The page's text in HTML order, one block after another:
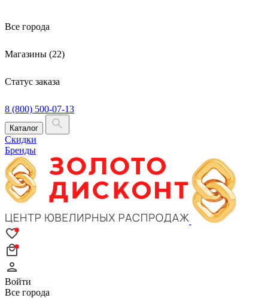
Все города
Магазины (22)
Статус заказа
8 (800) 500-07-13
Каталог
Скидки
Бренды
Войти
Все города